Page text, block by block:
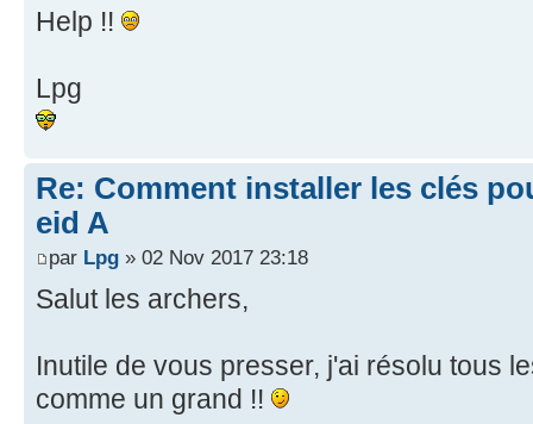
Help !!
Lpg
Re: Comment installer les clés
eid A
par Lpg » 02 Nov 2017 23:18
Salut les archers,
Inutile de vous presser, j'ai résolu tous
comme un grand !!